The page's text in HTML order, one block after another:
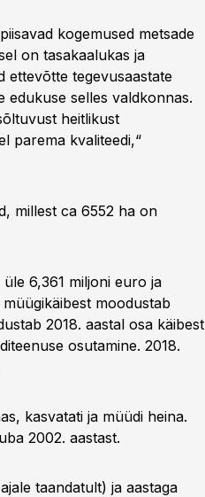
kogemused metsade
on tasakaalukas ja
ettevõtte tegevusaastate
edukuse selles valdkonnas.
heitlikust
parema kvaliteedi,“
millest ca 6552 ha on
6,361 miljoni euro ja
moodustab
2018. aastal osa käibest
osutamine. 2018.
kasvatati ja müüdi heina.
2002. aastast.
taandatult) ja aastaga